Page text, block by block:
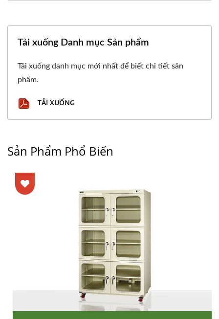
Tải xuống Danh mục Sản phẩm
Tải xuống danh mục mới nhất để biết chi tiết sản
phẩm.
TẢI XUỐNG
Sản Phẩm Phổ Biến